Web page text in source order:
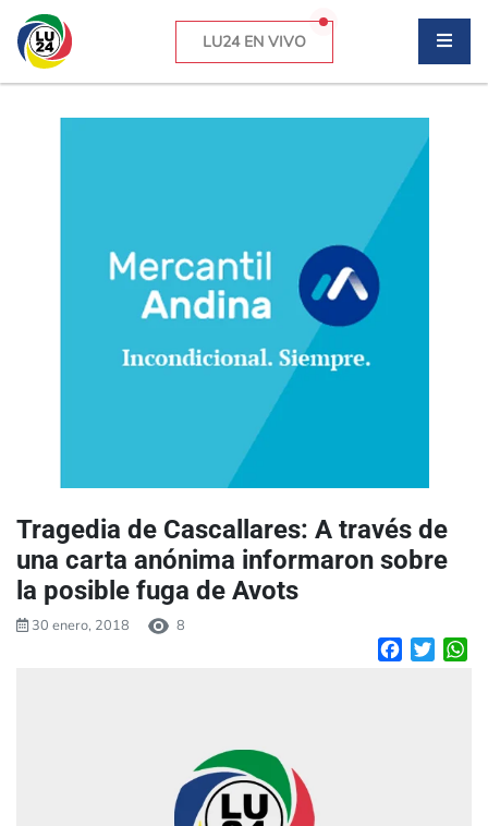
LU24 EN VIVO
Tragedia de Cascallares: A través de
una carta anónima informaron sobre
la posible fuga de Avots
30 enero, 2018 8
Facebook